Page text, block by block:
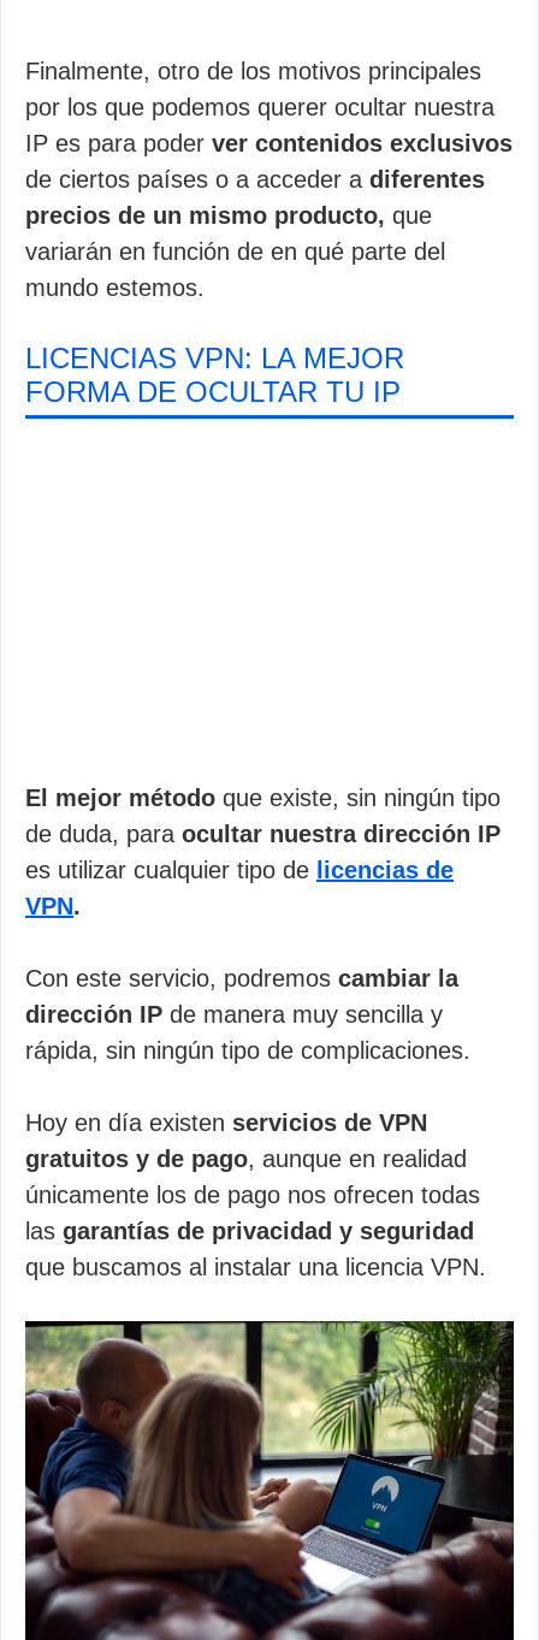
Finalmente, otro de los motivos principales
por los que podemos querer ocultar nuestra
IP es para poder ver contenidos exclusivos
de ciertos países o a acceder a diferentes
precios de un mismo producto, que
variarán en función de en qué parte del
mundo estemos.
LICENCIAS VPN: LA MEJOR
FORMA DE OCULTAR TU IP
El mejor método que existe, sin ningún tipo
de duda, para ocultar nuestra dirección IP
es utilizar cualquier tipo de licencias de
VPN.
Con este servicio, podremos cambiar la
dirección IP de manera muy sencilla y
rápida, sin ningún tipo de complicaciones.
Hoy en día existen servicios de VPN
gratuitos y de pago, aunque en realidad
únicamente los de pago nos ofrecen todas
las garantías de privacidad y seguridad
que buscamos al instalar una licencia VPN.